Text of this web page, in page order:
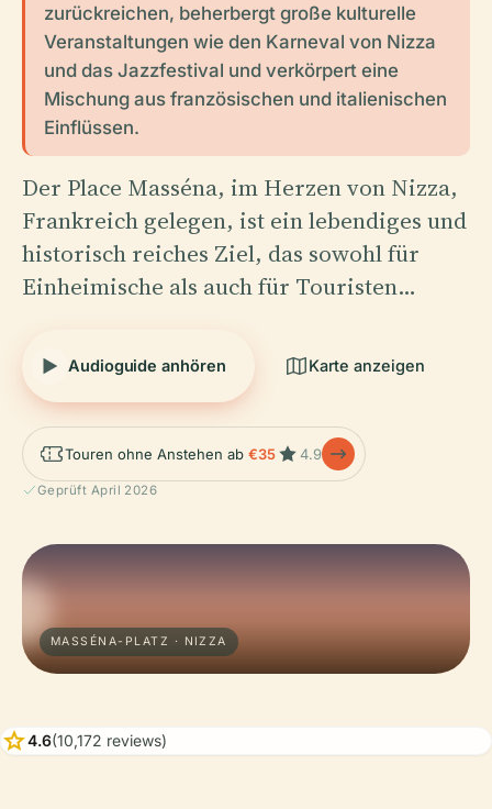
zurückreichen, beherbergt große kulturelle
Veranstaltungen wie den Karneval von Nizza
und das Jazzfestival und verkörpert eine
Mischung aus französischen und italienischen
Einflüssen.
Der Place Masséna, im Herzen von Nizza,
Frankreich gelegen, ist ein lebendiges und
historisch reiches Ziel, das sowohl für
Einheimische als auch für Touristen…
Audioguide anhören Karte anzeigen
Touren ohne Anstehen ab €35 4.9
Geprüft April 2026
MASSÉNA-PLATZ · NIZZA
star4.6(10,172 reviews)